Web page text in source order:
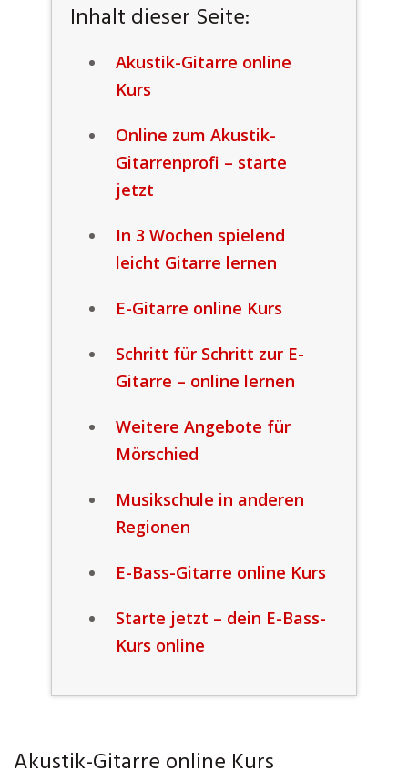
Inhalt dieser Seite:
Akustik-Gitarre online
Kurs
Online zum Akustik-
Gitarrenprofi – starte
jetzt
In 3 Wochen spielend
leicht Gitarre lernen
E-Gitarre online Kurs
Schritt für Schritt zur E-
Gitarre – online lernen
Weitere Angebote für
Mörschied
Musikschule in anderen
Regionen
E-Bass-Gitarre online Kurs
Starte jetzt – dein E-Bass-
Kurs online
Akustik-Gitarre online Kurs